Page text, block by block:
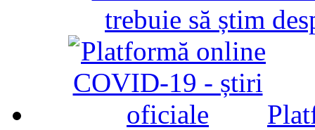
trebuie să știm